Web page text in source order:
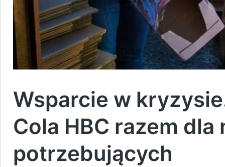
Wsparcie w
Cola HBC razem
potrzebujących